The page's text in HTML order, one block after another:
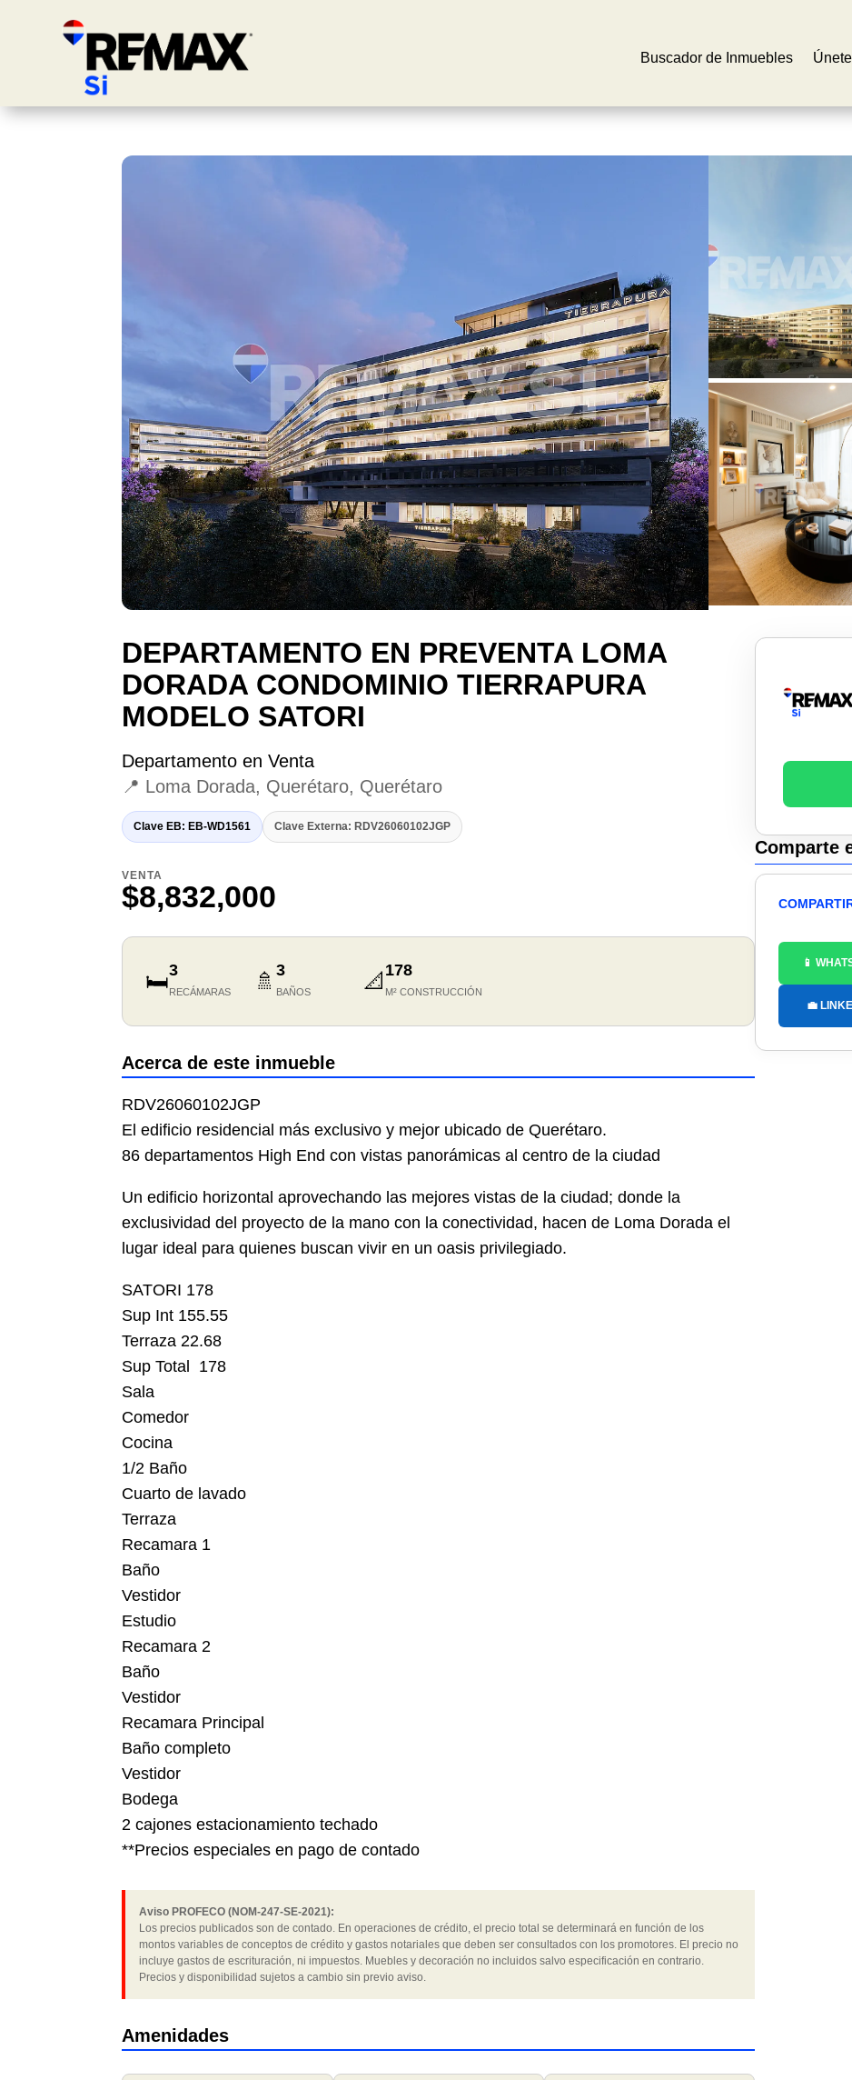
Buscador de Inmuebles
DEPARTAMENTO EN PREVENTA LOMA
DORADA CONDOMINIO TIERRAPURA
MODELO SATORI
Departamento en Venta
📍 Loma Dorada, Querétaro, Querétaro
Clave EB: EB-WD1561 Clave Externa: RDV26060102JGP
VENTA
$8,832,000
🛏️3
RECÁMARAS 🚿3
BAÑOS 📐 178
M² CONSTRUCCIÓN
Acerca de este inmueble
RDV26060102JGP
El edificio residencial más exclusivo y mejor ubicado de Querétaro.
86 departamentos High End con vistas panorámicas al centro de la ciudad
Un edificio horizontal aprovechando las mejores vistas de la ciudad; donde la
exclusividad del proyecto de la mano con la conectividad, hacen de Loma Dorada el
lugar ideal para quienes buscan vivir en un oasis privilegiado.
SATORI 178
Sup Int 155.55
Terraza 22.68
Sup Total 178
Sala
Comedor
Cocina
1/2 Baño
Cuarto de lavado
Terraza
Recamara 1
Baño
Vestidor
Estudio
Recamara 2
Baño
Vestidor
Recamara Principal
Baño completo
Vestidor
Bodega
2 cajones estacionamiento techado
**Precios especiales en pago de contado
Aviso PROFECO (NOM-247-SE-2021):
Los precios publicados son de contado. En operaciones de crédito, el precio total se determinará en función de los
montos variables de conceptos de crédito y gastos notariales que deben ser consultados con los promotores. El precio no
incluye gastos de escrituración, ni impuestos. Muebles y decoración no incluidos salvo especificación en contrario.
Precios y disponibilidad sujetos a cambio sin previo aviso.
Amenidades
Comparte
📱
💼